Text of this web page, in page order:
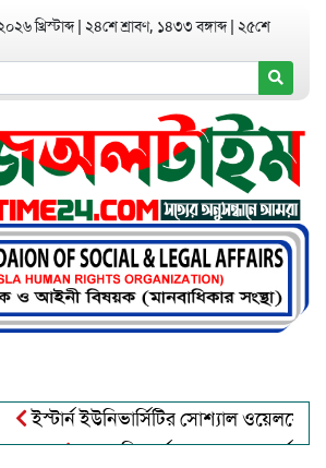
খ্রিস্টাব্দ ২৪শে শ্রাবণ, ১৪৩৩ বঙ্গাব্দ ২৫শে
ইস্টার্ন ইউনিভার্সিটির সোশ্যাল ওয়েলফেয়ার
আত্মশুদ্ধি অর্জন ও অশুভকে বর্জন করে